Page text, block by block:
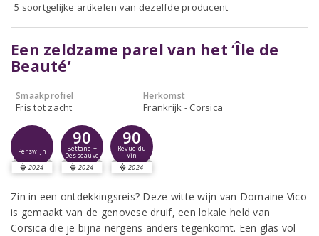
5 soortgelijke artikelen van dezelfde producent
Een zeldzame parel van het ‘Île de
Beauté’
Smaakprofiel
Fris tot zacht
Herkomst
Frankrijk - Corsica
Perswijn
2024
90
Bettane +
Desseauve
2024
90
Revue du
Vin
2024
Zin in een ontdekkingsreis? Deze witte wijn van Domaine Vico
is gemaakt van de genovese druif, een lokale held van
Corsica die je bijna nergens anders tegenkomt. Een glas vol